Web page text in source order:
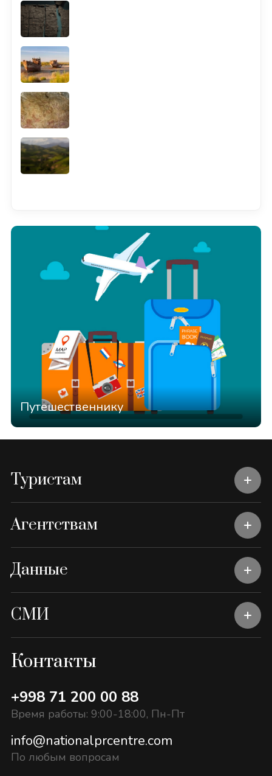
Путешественнику
Туристам
Агентствам
Данные
СМИ
Контакты
+998 71 200 00 88
Время работы: 9:00-18:00, Пн-Пт
info@nationalprcentre.com
По любым вопросам